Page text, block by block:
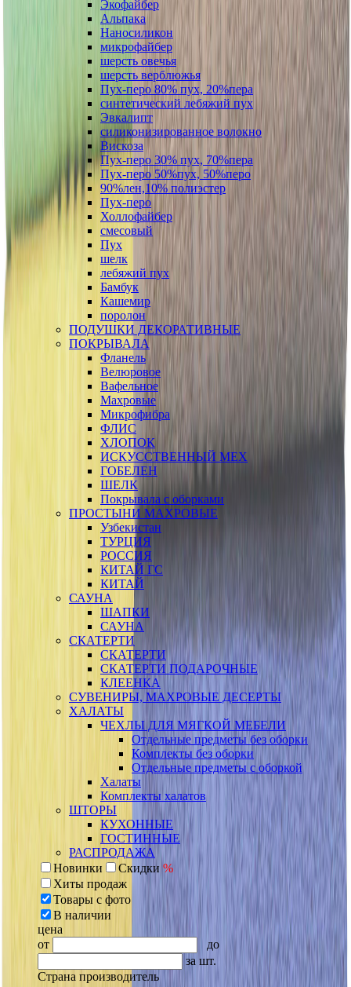
Экофайбер
Альпака
Наносиликон
микрофайбер
шерсть овечья
шерсть верблюжья
Пух-перо 80% пух, 20%пера
синтетический лебяжий пух
Эвкалипт
силиконизированное волокно
Вискоза
Пух-перо 30% пух, 70%пера
Пух-перо 50%пух, 50%перо
90%лен,10% полиэстер
Пух-перо
Холлофайбер
смесовый
Пух
шелк
лебяжий пух
Бамбук
Кашемир
поролон
ПОДУШКИ ДЕКОРАТИВНЫЕ
ПОКРЫВАЛА
Фланель
Велюровое
Вафельное
Махровые
Микрофибра
ФЛИС
ХЛОПОК
ИСКУССТВЕННЫЙ МЕХ
ГОБЕЛЕН
ШЕЛК
Покрывала с оборками
ПРОСТЫНИ МАХРОВЫЕ
Узбекистан
ТУРЦИЯ
РОССИЯ
КИТАЙ ГС
КИТАЙ
САУНА
ШАПКИ
САУНА
СКАТЕРТИ
СКАТЕРТИ
СКАТЕРТИ ПОДАРОЧНЫЕ
КЛЕЕНКА
СУВЕНИРЫ, МАХРОВЫЕ ДЕСЕРТЫ
ХАЛАТЫ
ЧЕХЛЫ ДЛЯ МЯГКОЙ МЕБЕЛИ
Отдельные предметы без оборки
Комплекты без оборки
Отдельные предметы с оборкой
Халаты
Комплекты халатов
ШТОРЫ
КУХОННЫЕ
ГОСТИННЫЕ
РАСПРОДАЖА
Новинки
Скидки %
Хиты продаж
Товары с фото
В наличии
цена
от
до
за шт.
Страна производитель